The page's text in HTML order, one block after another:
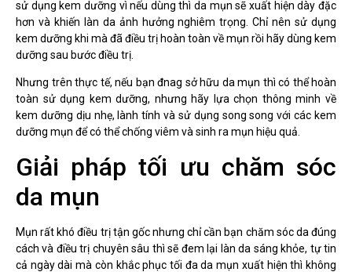
sử dụng kem dưỡng vì nếu dùng thì da mụn sẽ xuất hiện dày đặc
hơn và khiến làn da ảnh hưởng nghiêm trọng. Chỉ nên sử dụng
kem dưỡng khi mà đã điều trị hoàn toàn về mụn rồi hãy dùng kem
dưỡng sau bước điều trị.
Nhưng trên thực tế, nếu bạn đnag sở hữu da mụn thì có thể hoàn
toàn sử dụng kem dưỡng, nhưng hãy lựa chọn thông minh về
kem dưỡng dịu nhẹ, lành tính và sử dụng song song với các kem
dưỡng mụn để có thể chống viêm và sinh ra mụn hiệu quả.
Giải pháp tối ưu chăm sóc
da mụn
Mụn rất khó điều trị tận gốc nhưng chỉ cần bạn chăm sóc da đúng
cách và điều trị chuyên sâu thì sẽ đem lại làn da sáng khỏe, tự tin
cả ngày dài mà còn khắc phục tối đa da mụn xuất hiện thì không